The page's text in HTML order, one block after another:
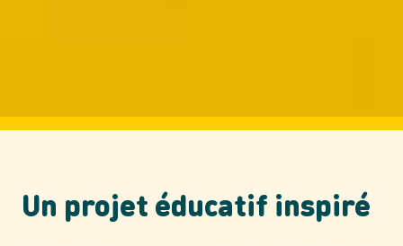
Un projet éducatif inspiré